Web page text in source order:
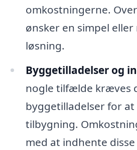
omkostningerne.
ønsker en simpel
løsning.
Byggetilladelser og
nogle tilfælde kræves
byggetilladelser for
tilbygning.
med at indhente